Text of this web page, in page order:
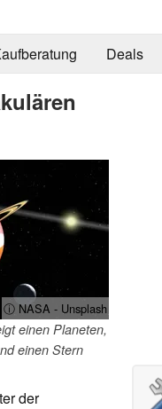
Deals
ⓘ NASA - Unsplash
einen Planeten,
einen Stern
der